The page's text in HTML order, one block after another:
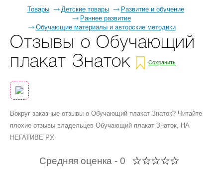
Товары Детские товары
Развитие и обучение
Раннее развитие
Обучающие материалы и авторские методики
Отзывы о Обучающий
плакат Знаток
Сохранить
Вокруг заказные отзывы о Обучающий плакат Знаток? Читайте
плохие отзывы владельцев Обучающий плакат Знаток, НА
НЕГАТИВЕ РУ.
Средняя оценка - 0